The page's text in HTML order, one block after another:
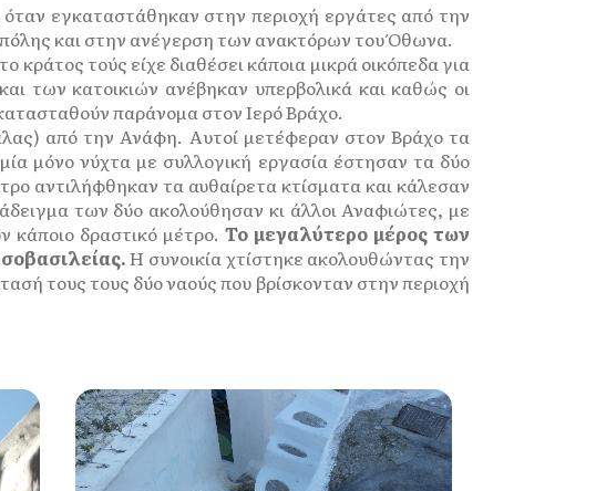
όταν εγκαταστάθηκαν στην περιοχή εργάτες από την
και στην ανέγερση των ανακτόρων του Όθωνα.
τούς είχε διαθέσει κάποια μικρά οικόπεδα για
των κατοικιών ανέβηκαν υπερβολικά και καθώς οι
παράνομα στον Ιερό Βράχο.
από την Ανάφη. Αυτοί μετέφεραν στον Βράχο τα
μόνο νύχτα με συλλογική εργασία έστησαν τα δύο
αντιλήφθηκαν τα αυθαίρετα κτίσματα και κάλεσαν
των δύο ακολούθησαν κι άλλοι Αναφιώτες, με
κάποιο δραστικό μέτρο.Το μεγαλύτερο μέρος των
Η συνοικία χτίστηκε ακολουθώντας την
τους τους δύο ναούς που βρίσκονταν στην περιοχή